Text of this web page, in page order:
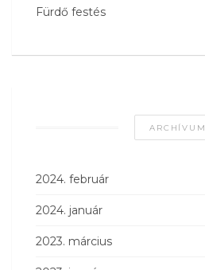
Fürdő festés
ARCHÍVUM
2024. február
2024. január
2023. március